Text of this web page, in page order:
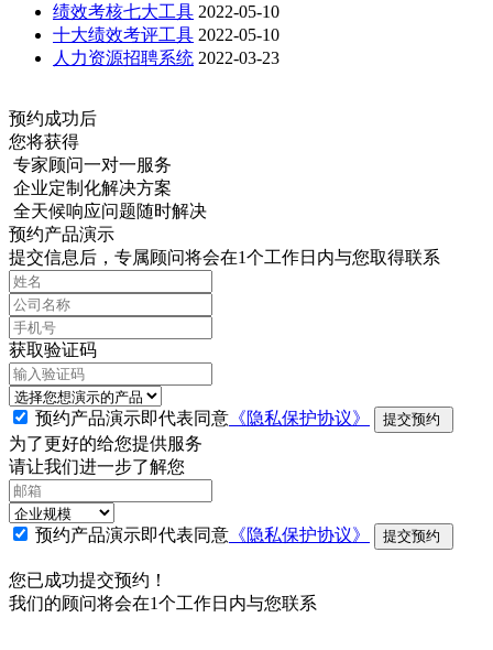
绩效考核七大工具 2022-05-10
十大绩效考评工具 2022-05-10
人力资源招聘系统 2022-03-23
预约成功后
您将获得
专家顾问一对一服务
企业定制化解决方案
全天候响应问题随时解决
预约产品演示
提交信息后，专属顾问将会在1个工作日内与您取得联系
获取验证码
预约产品演示即代表同意 《隐私保护协议》 提交预约
为了更好的给您提供服务
请让我们进一步了解您
预约产品演示即代表同意 《隐私保护协议》 提交预约
您已成功提交预约！
我们的顾问将会在1个工作日内与您联系